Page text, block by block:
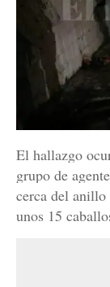
El hallazgo
grupo de
cerca del
unos 15